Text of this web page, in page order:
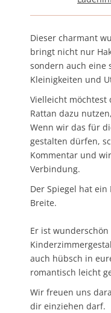
Dieser charmant
bringt nicht nur
sondern auch eine
Kleinigkeiten und
Vielleicht möchtest
Rattan dazu
Wenn wir das für
gestalten dürfen,
Kommentar und
Verbindung.
Der Spiegel hat ein
Breite.
Er ist
auch hübsch in
romantisch leicht
Wir freuen uns
dir einziehen darf.